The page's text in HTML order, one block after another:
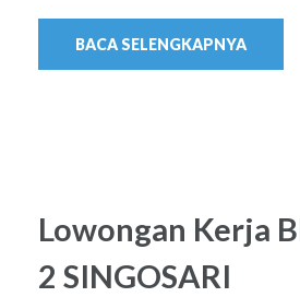
BACA SELENGKAPNYA
Lowongan Kerja
2 SINGOSARI